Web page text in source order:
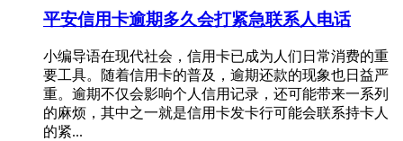
平安信用卡逾期多久会打紧急联系人电话
小编导语在现代社会，信用卡已成为人们日常消费的重
要工具。随着信用卡的普及，逾期还款的现象也日益严
重。逾期不仅会影响个人信用记录，还可能带来一系列
的麻烦，其中之一就是信用卡发卡行可能会联系持卡人
的紧...